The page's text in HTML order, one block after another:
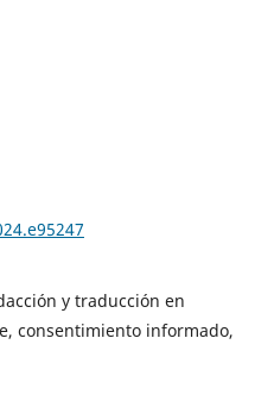
y traducción en
consentimiento informado,